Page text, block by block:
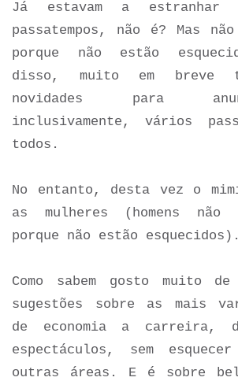
Já estavam a
passatempos, não é? Mas
porque não estão
disso, muito em breve
novidades para
inclusivamente, vários
todos.
No entanto, desta vez o
as mulheres (homens não
porque não estão esquecidos).
Como sabem gosto muito
sugestões sobre as mais
de economia a carreira,
espectáculos, sem
outras áreas. E é sobre